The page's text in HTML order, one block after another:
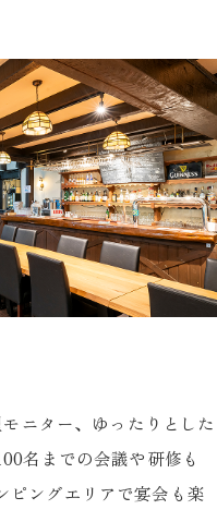
ニター、ゆったりとした
名までの会議や研修も
ピングエリアで宴会も楽